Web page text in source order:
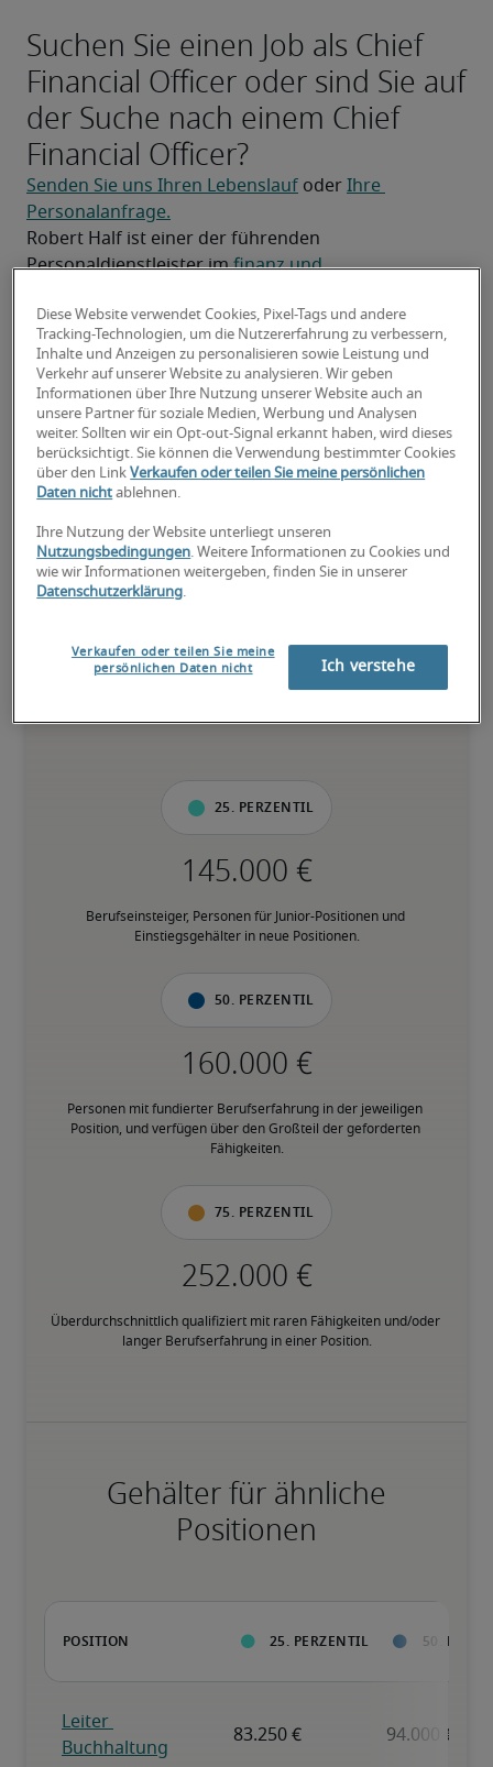
Suchen Sie einen Job als Chief
Financial Officer oder sind Sie auf
der Suche nach einem Chief
Financial Officer?
Senden Sie uns Ihren Lebenslauf oder Ihre
Personalanfrage.
Robert Half ist einer der führenden
Personaldienstleister im finanz und
Nationale Gehaltsangaben für
Chief Financial Officer (CFO)
-
25. Perzentil
Berufseinsteiger, Personen für Junior-Positionen und
Einstiegsgehälter in neue Positionen.
50. Perzentil
Personen mit fundierter Berufserfahrung in der jeweiligen
Position, und verfügen über den Großteil der geforderten
Fähigkeiten.
75. Perzentil
Überdurchschnittlich qualifiziert mit raren Fähigkeiten und/oder
langer Berufserfahrung in einer Position.
Gehälter für ähnliche
Positionen
Diese Website verwendet Cookies, Pixel-Tags und andere
Tracking-Technologien, um die Nutzererfahrung zu verbessern,
Inhalte und Anzeigen zu personalisieren sowie Leistung und
Verkehr auf unserer Website zu analysieren. Wir geben
Informationen über Ihre Nutzung unserer Website auch an
unsere Partner für soziale Medien, Werbung und Analysen
weiter. Sollten wir ein Opt-out-Signal erkannt haben, wird dieses
berücksichtigt. Sie können die Verwendung bestimmter Cookies
über den LinkVerkaufen oder teilen Sie meine persönlichen
Daten nicht ablehnen.
Ihre Nutzung der Website unterliegt unseren
Nutzungsbedingungen. Weitere Informationen zu Cookies und
wie wir Informationen weitergeben, finden Sie in unserer
Datenschutzerklärung.
Verkaufen oder teilen Sie meine
persönlichen Daten nicht
Ich verstehe